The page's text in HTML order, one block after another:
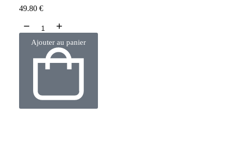
49.80 €
Ajouter au panier